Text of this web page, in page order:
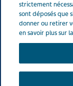
TEVA
strictement
sont déposés que
donner ou retirer
en savoir plus sur